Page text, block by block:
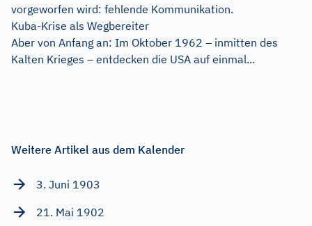
vorgeworfen wird: fehlende Kommunikation.
Kuba-Krise als Wegbereiter
Aber von Anfang an: Im Oktober 1962 – inmitten des
Kalten Krieges – entdecken die USA auf einmal...
Weitere Artikel aus dem Kalender
3. Juni 1903
21. Mai 1902